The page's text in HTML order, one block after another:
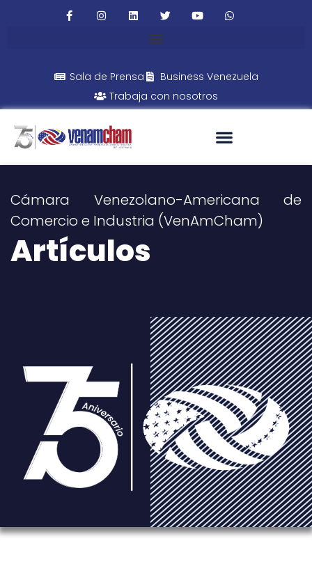
Sala de Prensa
Business Venezuela
Trabaja con nosotros
Cámara Venezolano-Americana de
Comercio e Industria (VenAmCham)
Artículos